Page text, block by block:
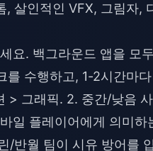
살인적인 VFX, 그림자,
요. 백그라운드 앱을 모
를 수행하고, 1-2시간마
> 그래픽. 2. 중간/낮음
일 플레이어에게 의미하
/반월 팀이 시유 방어를